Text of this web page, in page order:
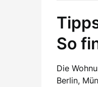
So
Die
Berlin,